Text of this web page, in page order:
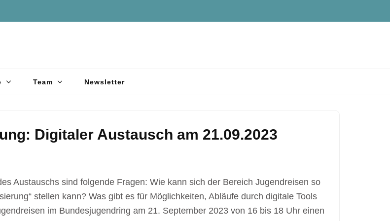
Team Newsletter
Digitaler Austausch am 21.09.2023
Austauschs sind folgende Fragen: Wie kann sich der Bereich Jugendreisen so
stellen kann? Was gibt es für Möglichkeiten, Abläufe durch digitale Tools
im Bundesjugendring am 21. September 2023 von 16 bis 18 Uhr einen